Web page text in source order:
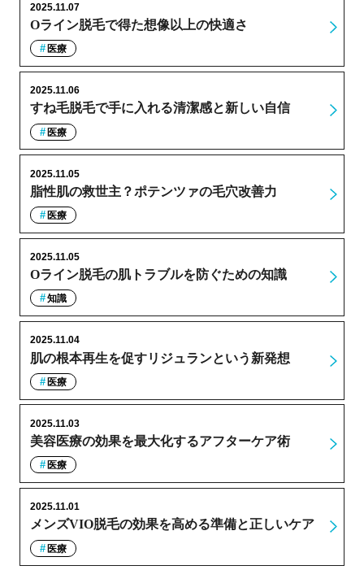
Oライン脱毛で得た想像以上の快適さ
2025.11.07
医療
すね毛脱毛で手に入れる清潔感と新しい自信
2025.11.06
医療
脂性肌の救世主？ポテンツァの毛穴改善力
2025.11.05
医療
Oライン脱毛の肌トラブルを防ぐための知識
2025.11.05
知識
肌の根本再生を促すリジュランという新発想
2025.11.04
医療
美容医療の効果を最大化するアフターケア術
2025.11.03
医療
メンズVIO脱毛の効果を高める準備と正しいケア
2025.11.01
医療